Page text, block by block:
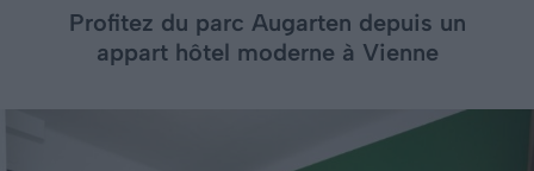
Profitez du parc Augarten depuis un
appart hôtel moderne à Vienne